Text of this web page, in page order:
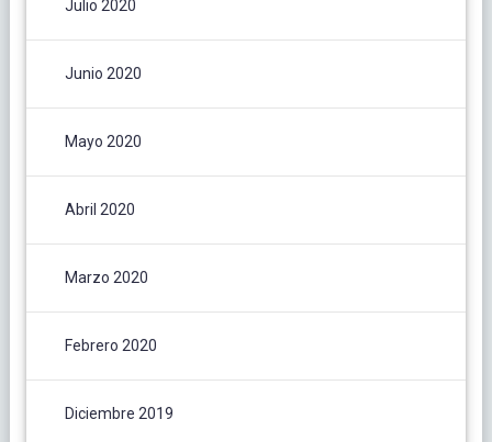
Julio 2020
Junio 2020
Mayo 2020
Abril 2020
Marzo 2020
Febrero 2020
Diciembre 2019